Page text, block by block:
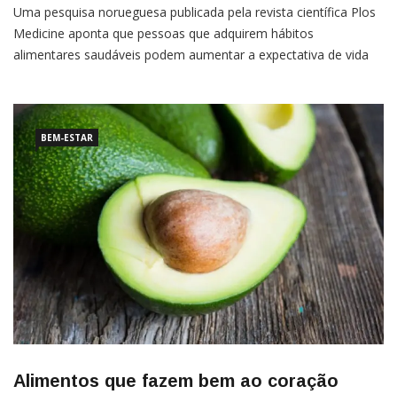
Uma pesquisa norueguesa publicada pela revista científica Plos
Medicine aponta que pessoas que adquirem hábitos
alimentares saudáveis podem aumentar a expectativa de vida
a forma como alguns alimentos agem na média da expectativa
de vida entre as faixas
BEM-ESTAR
Alimentos que fazem bem ao coração